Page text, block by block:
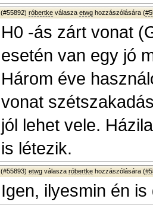
(#55892) róbertke válasza etwg hozzászólására (
H0 -ás zárt vonat
esetén van egy jó
Három éve
vonat
jól lehet vele.
is létezik.
(#55893) etwg válasza róbertke hozzászólására (
Igen, ilyesmin én